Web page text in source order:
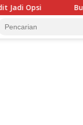
Bulog NTB